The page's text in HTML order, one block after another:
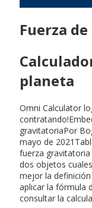
Fuerza
planeta
Omni Calculator
gravitatoriaPor
mayo de
fuerza
dos objetos
mejor la
aplicar la fórmula
consultar la